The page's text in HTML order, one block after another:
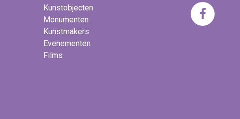
Kunstobjecten
Monumenten
Kunstmakers
Evenementen
Films